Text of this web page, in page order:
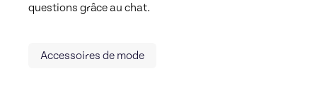
questions grâce au chat.
Accessoires de mode